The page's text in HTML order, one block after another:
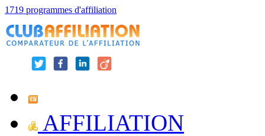
1719 programmes d'affiliation
AFFILIATION